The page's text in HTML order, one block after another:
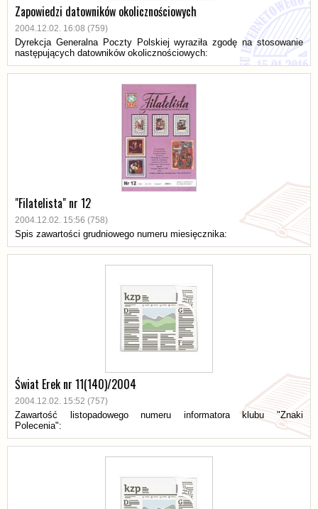
Zapowiedzi datowników okolicznościowych
2004.12.02. 16:08 (759)
Dyrekcja Generalna Poczty Polskiej wyraziła zgodę na stosowanie
następujących datowników okolicznościowych:
"Filatelista" nr 12
2004.12.02. 15:56 (758)
Spis zawartości grudniowego numeru miesięcznika:
Świat Erek nr 11(140)/2004
2004.12.02. 15:52 (757)
Zawartość listopadowego numeru informatora klubu "Znaki
Polecenia":